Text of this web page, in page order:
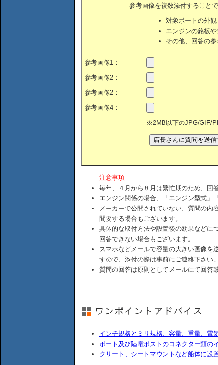
参考画像を複数添付すること
対象ボートの外
エンジンの銘板
その他、回答の
参考画像1：
参考画像2：
参考画像2：
参考画像4：
※2MB以下のJPG/GIF/
注意事項
毎年、４月から８月は繁忙期のため、回
エンジン関係の場合、「エンジン型式」
メーカーで公開されていない、質問の内
間要する場合もございます。
具体的な取付方法や設置後の効果などに
回答できない場合もございます。
スマホなどメールで容量の大きい画像を
すので、添付の際は事前にご連絡下さい
質問の回答は原則としてメールにて回答
インチ規格とミリ規格、容量、重量、電
ボート及び陸電ポストのコネクター類の
クリート、シートマウントなど船体に設